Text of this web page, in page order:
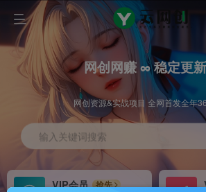
网创网赚 ∞ 稳定更新
网创资源&实战项目 全网首发全年
输入关键词搜索
VIP会员
抢先